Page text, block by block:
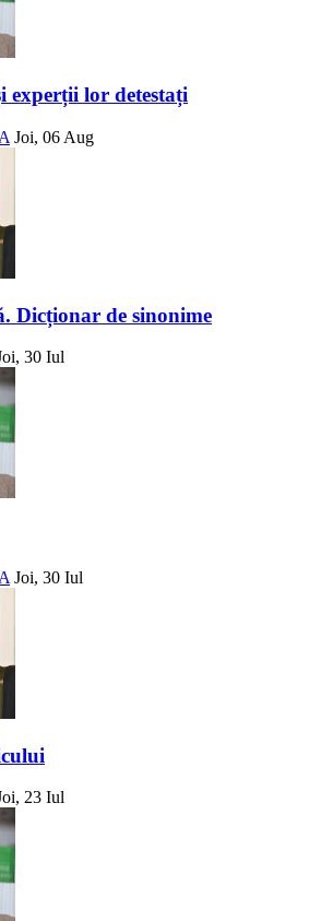
experții lor detestați
Joi, 06 Aug
Dicționar de sinonime
30 Iul
Joi, 30 Iul
23 Iul